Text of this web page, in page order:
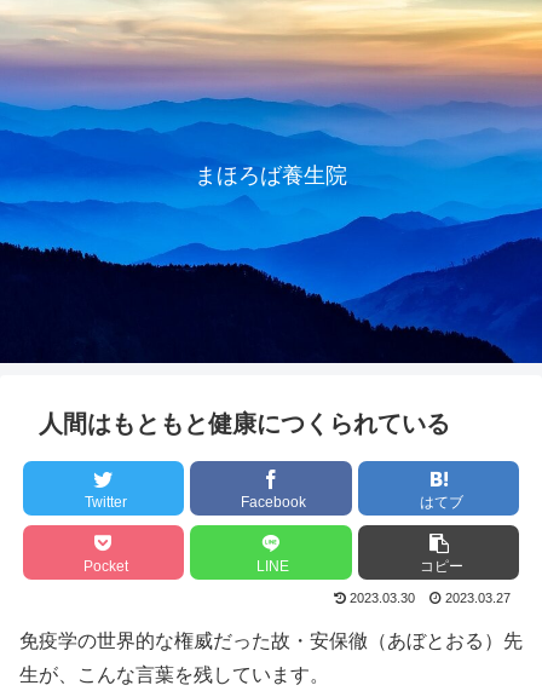
まほろば養生院
人間はもともと健康につくられている
Twitter Facebook はてブ
Pocket LINE コピー
2023.03.30 2023.03.27
免疫学の世界的な権威だった故・安保徹（あぼとおる）先
生が、こんな言葉を残しています。